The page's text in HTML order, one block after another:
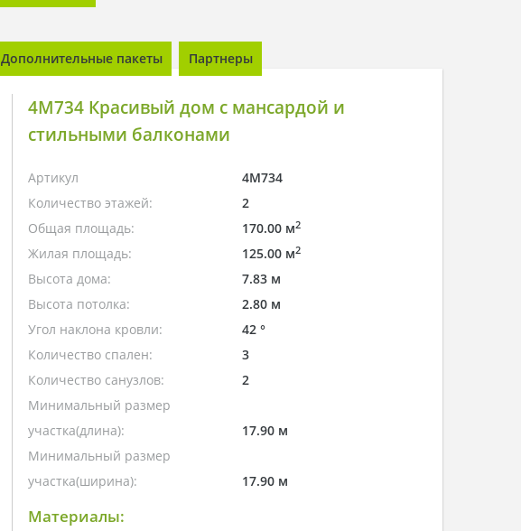
Дополнительные пакеты Партнеры
4M734 Красивый дом с мансардой и
стильными балконами
Артикул
4M734
Количество этажей:
2
Общая площадь:
170.00 м2
Жилая площадь: 125.00 м2
Высота дома:
7.83 м
Высота потолка:
2.80 м
Угол наклона кровли:
42 °
Количество спален:
3
Количество санузлов:
2
Минимальный размер
участка(длина):
17.90 м
Минимальный размер
участка(ширина):
17.90 м
Материалы: